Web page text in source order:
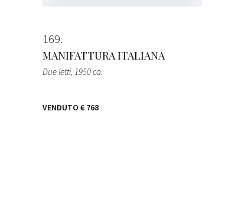
169
MANIFATTURA ITALIANA
Due letti, 1950 ca.
VENDUTO € 768